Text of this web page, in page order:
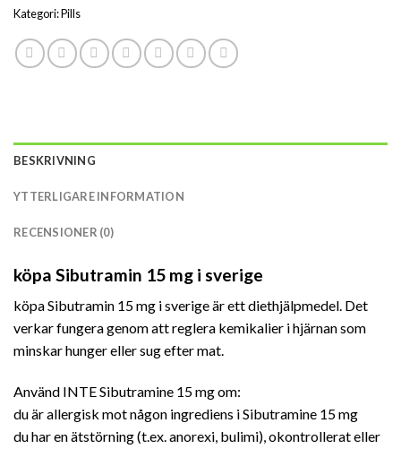
Kategori:Pills
BESKRIVNING
YTTERLIGARE INFORMATION
RECENSIONER (0)
köpa Sibutramin 15 mg i sverige
köpa Sibutramin 15 mg i sverige är ett diethjälpmedel. Det
verkar fungera genom att reglera kemikalier i hjärnan som
minskar hunger eller sug efter mat.
Använd INTE Sibutramine 15 mg om:
du är allergisk mot någon ingrediens i Sibutramine 15 mg
du har en ätstörning (t.ex. anorexi, bulimi), okontrollerat eller